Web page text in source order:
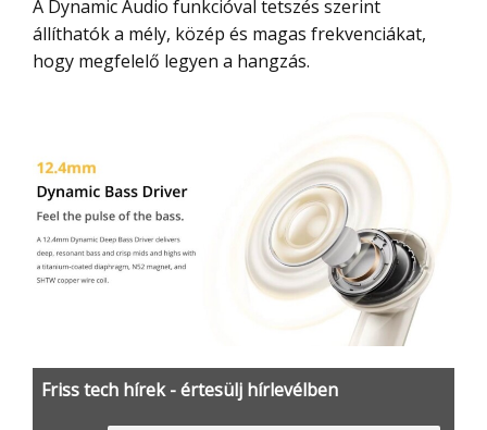
A Dynamic Audio funkcióval tetszés szerint
állíthatók a mély, közép és magas frekvenciákat,
hogy megfelelő legyen a hangzás.
Friss tech hírek - értesülj hírlevélben